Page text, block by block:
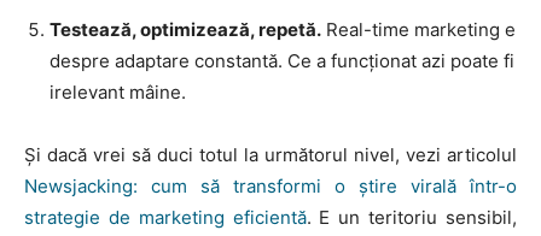
Testează, optimizează, repetă. Real-time marketing e
despre adaptare constantă. Ce a funcționat azi poate fi
irelevant mâine.
Și dacă vrei să duci totul la următorul nivel, vezi articolul
Newsjacking: cum să transformi o știre virală într-o
strategie de marketing eficientă. E un teritoriu sensibil,